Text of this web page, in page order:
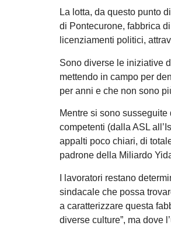
La lotta, da questo punto
di Pontecurone, fabbrica
licenziamenti politici,
Sono diverse le iniziative
mettendo in campo per
per anni e che non sono
Mentre si sono
competenti (dalla ASL
appalti poco chiari, di
padrone della Miliardo
I lavoratori restano
sindacale che possa
a caratterizzare questa
diverse culture”, ma dove